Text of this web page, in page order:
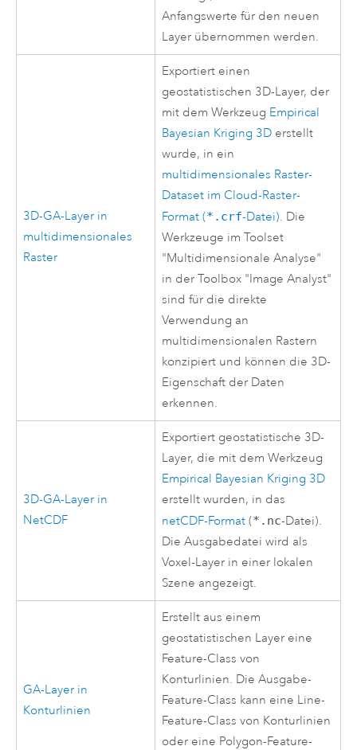
Anfangswerte für den neuen
Layer übernommen werden.
3D-GA-Layer in
multidimensionales
Raster
Exportiert einen
geostatistischen 3D-Layer, der
mit dem Werkzeug Empirical
Bayesian Kriging 3D erstellt
wurde, in ein
multidimensionales Raster-
Dataset im Cloud-Raster-
Format (*.crf-Datei). Die
Werkzeuge im Toolset
"Multidimensionale Analyse"
in der Toolbox "Image Analyst"
sind für die direkte
Verwendung an
multidimensionalen Rastern
konzipiert und können die 3D-
Eigenschaft der Daten
erkennen.
3D-GA-Layer in
NetCDF
Exportiert geostatistische 3D-
Layer, die mit dem Werkzeug
Empirical Bayesian Kriging 3D
erstellt wurden, in das
netCDF-Format (*.nc-Datei).
Die Ausgabedatei wird als
Voxel-Layer in einer lokalen
Szene angezeigt.
GA-Layer in
Konturlinien
Erstellt aus einem
geostatistischen Layer eine
Feature-Class von
Konturlinien. Die Ausgabe-
Feature-Class kann eine Line-
Feature-Class von Konturlinien
oder eine Polygon-Feature-